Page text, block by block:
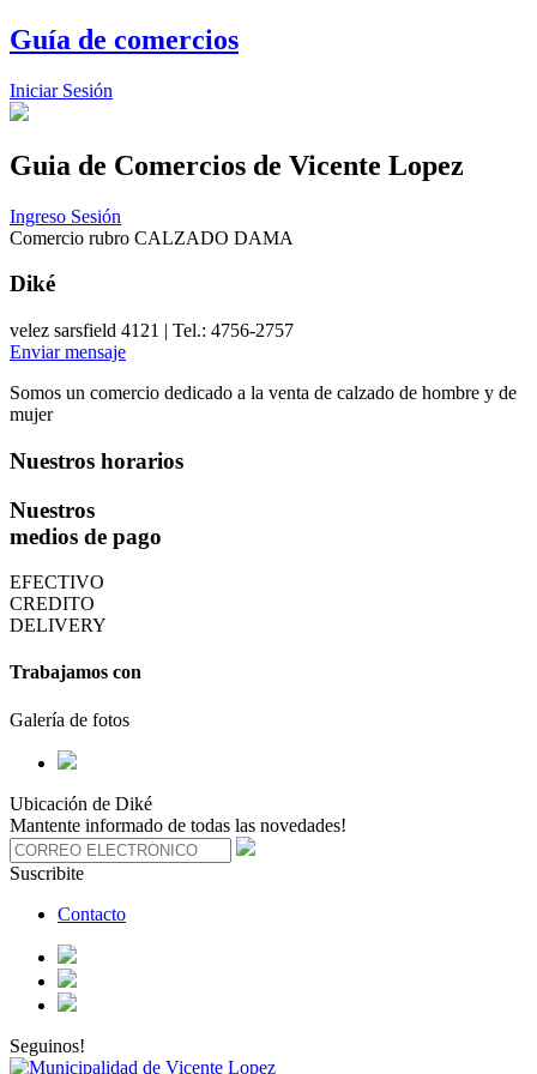
Guía de comercios
Iniciar Sesión
Guia de Comercios de Vicente Lopez
Ingreso Sesión
Comercio rubro CALZADO DAMA
Diké
velez sarsfield 4121 | Tel.: 4756-2757
Enviar mensaje
Somos un comercio dedicado a la venta de calzado de hombre y de
mujer
Nuestros horarios
Nuestros
medios de pago
EFECTIVO
CREDITO
DELIVERY
Trabajamos con
Galería de fotos
Ubicación de Diké
Mantente informado de todas las novedades!
Suscribite
Contacto
Seguinos!